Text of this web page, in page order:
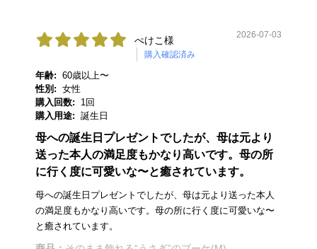
ぺけこ様
購入確認済み
2026-07-03
年齢: 60歳以上〜
性別: 女性
購入回数:
1回
購入用途: 誕生日
母への誕生日プレゼントでしたが、母は元より
送った本人の満足度もかなり高いです。母の所
に行く度に可愛いな〜と癒されています。
母への誕生日プレゼントでしたが、母は元より送った本人
の満足度もかなり高いです。母の所に行く度に可愛いな〜
と癒されています。